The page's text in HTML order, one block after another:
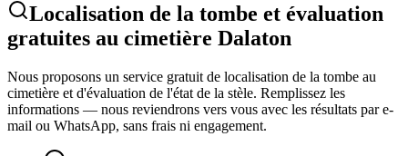
Localisation de la tombe et évaluation
gratuites au cimetière Dalaton
Nous proposons un service gratuit de localisation de la tombe au
cimetière et d'évaluation de l'état de la stèle. Remplissez les
informations — nous reviendrons vers vous avec les résultats par e-
mail ou WhatsApp, sans frais ni engagement.